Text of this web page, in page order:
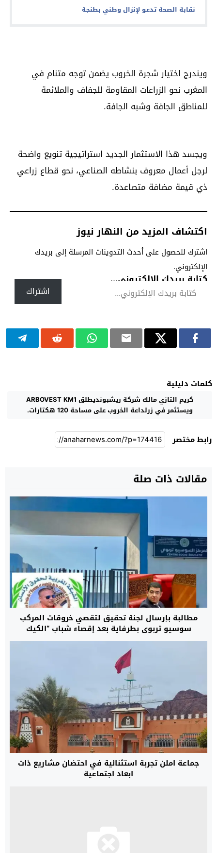
نقابة الصحة تدعو لإنزال وطني بطنجة
ويندرج اختيار شجرة الخروب يضمن توجه متنام في
المغرب نحو الزراعات المقاومة للجفاف والملائمة
للمناطق الجافة وشبه الجافة.
ويجسد هذا الاستثمار الجديد استراتيجية تنويع واضحة
لرجل أعمال معروف بنشاطه الصناعي، نحو قطاع زراعي
ذي قيمة مضافة متصاعدة.
اكتشاف المزيد من النهار نيوز
اشترك للحصول على أحدث التدوينات المرسلة إلى بريدك
الإلكتروني.
كتابة بريدك الإلكتروني...
اشتراك
كلمات دليلية
كريم التازي مالك شركة ريشبونديطلق ARBOVEST KM1
ويستثمر في زرلداعة الخروب على مساحة 120 هكتارات.
رابط مختصر
مقالات ذات صلة
مطالبة بإرسال لجنة تحقيق لتقصي خروقات المركب
سوسيو تربوي بطرفاية بعد إقصاء شباب “الكيك
بوكسينغ” من التحضيرات لكأس العرش
جماعة املن تجربة استثنائية في احتضان مشاريع ذات
ابعاد اجتماعية